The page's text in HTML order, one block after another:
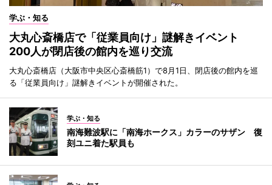
学ぶ・知る
大丸心斎橋店で「従業員向け」謎解きイベント
200人が閉店後の館内を巡り交流
大丸心斎橋店（大阪市中央区心斎橋筋1）で8月1日、閉店後の館内を巡
る「従業員向け」謎解きイベントが開催された。
学ぶ・知る
南海難波駅に「南海ホークス」カラーのサザン 復
刻ユニ着た駅員も